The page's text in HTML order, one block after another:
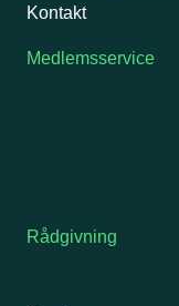
Kontakt
Medlemsservice
Rådgivning